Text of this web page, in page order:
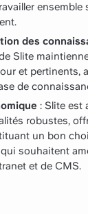
ensemble
des
Slite
et pertinents,
de
: Slite est
robustes,
un bon
souhaitent
et de CMS.